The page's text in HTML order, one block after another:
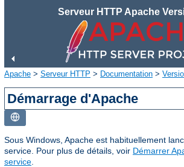
Serveur HTTP Apache
Apache > Serveur HTTP > Documentation >
Démarrage d'Apache
Sous Windows, Apache est habituellement
service. Pour plus de détails, voir Démarrer
service